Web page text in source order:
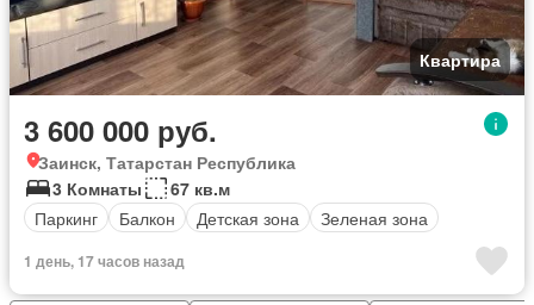
Квартира
3 600 000 руб.
Заинск, Татарстан Республика
3 Комнаты
67 кв.м
Паркинг
Балкон Детская зона Зеленая зона
1 день, 17 часов назад